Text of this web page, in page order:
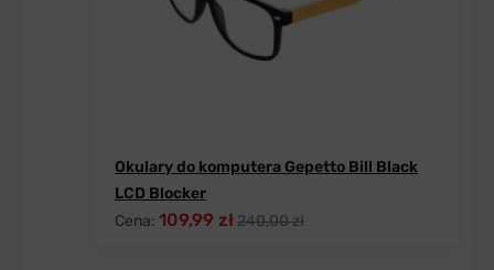
Okulary do komputera Gepetto Bill Black
LCD Blocker
Cena: 109,99 zł240,00 zł